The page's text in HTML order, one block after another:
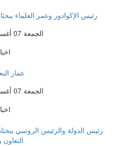
رئيس الإكوادور وعمر العلماء
الجمعة 07 أغسطس 2026 10:04 مساءً
عمار
الجمعة 07 أغسطس 2026 10:04 مساءً
رئيس الدولة والرئيس الروسي
التعاون